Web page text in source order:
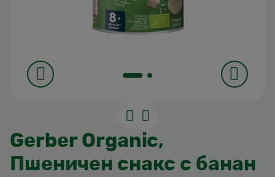
Gerber Organic,
Пшеничен снакс с банан